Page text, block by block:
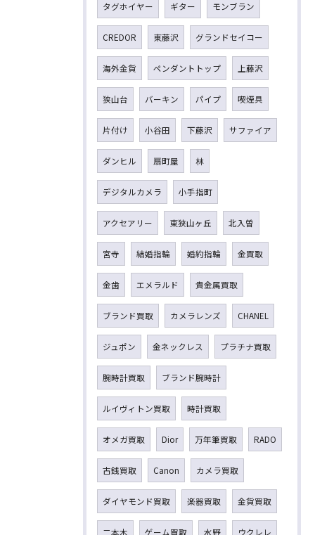
タグホイヤー ギター モンブラン
CREDOR 東藤沢 グランドセイコー
海外金貨 ペンダントトップ 上藤沢
狭山台 バーキン パイプ 喫煙具
片付け 小谷田 下藤沢 サファイア
ダンヒル 扇町屋 林
デジタルカメラ 小手指町
アクセアリー 東狭山ヶ丘 北入曽
宮寺 結婚指輪 婚約指輪 金買取
金歯 エメラルド 貴金属買取
ブランド買取 カメラレンズ CHANEL
ジュポン 金ネックレス プラチナ買取
腕時計買取 ブランド腕時計
ルイヴィトン買取 時計買取
オメガ買取 Dior 万年筆買取 RADO
古銭買取 Canon カメラ買取
ダイヤモンド買取 楽器買取 金貨買取
二本木 ゲーム買取 水野 ウクレレ